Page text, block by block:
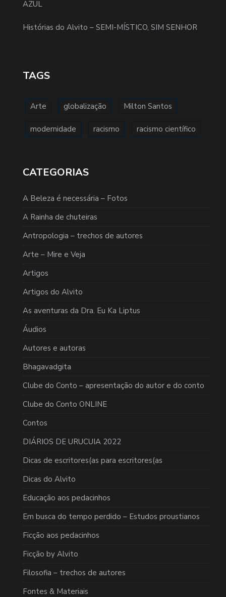
AZUL
Histórias do Alvito – SEMI-MÍSTICO, SIM SENHOR
TAGS
Arte globalização Milton Santos
modernidade racismo racismo científico
CATEGORIAS
A Beleza é necessária – Fotos
A Rainha de chuteiras
Antropologia – trechos de autores
Arte – Mire e Veja
Artigos
Artigos do Alvito
As aventuras da Dra. Eu Ka Liptus
Áudios
Autores e autoras
Bhagavadgita
Clube do Conto – apresentação do autor e do conto
Clube do Conto ONLINE
Contos
DIÁRIOS DE URUCUIA 2022
Dicas de escritores(as para escritores(as
Dicas do Alvito
Educação aos pedacinhos
Em busca do tempo perdido – Estudos proustianos
Ficção aos pedacinhos
Ficção by Alvito
Filosofia – trechos de autores
Fontes & Materiais